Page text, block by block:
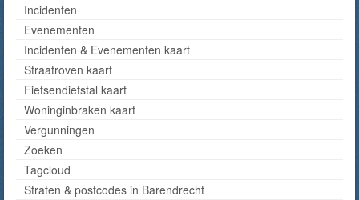
Incidenten
Evenementen
Incidenten & Evenementen kaart
Straatroven kaart
Fietsendiefstal kaart
Woninginbraken kaart
Vergunningen
Zoeken
Tagcloud
Straten & postcodes in Barendrecht